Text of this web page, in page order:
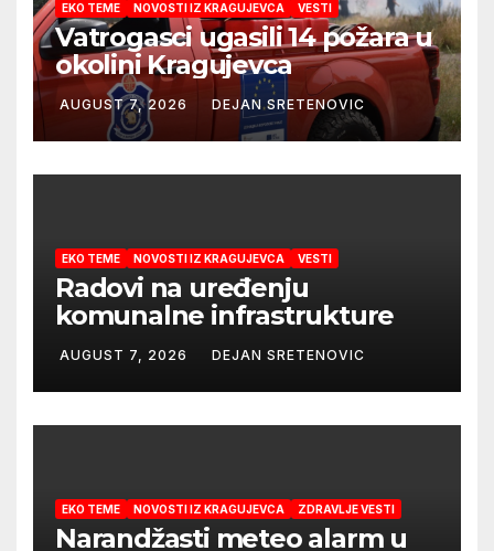
EKO TEME NOVOSTI IZ KRAGUJEVCA VESTI
Vatrogasci ugasili 14 požara u
okolini Kragujevca
AUGUST 7, 2026 DEJAN SRETENOVIC
EKO TEME NOVOSTI IZ KRAGUJEVCA VESTI
Radovi na uređenju
komunalne infrastrukture
AUGUST 7, 2026 DEJAN SRETENOVIC
EKO TEME NOVOSTI IZ KRAGUJEVCA ZDRAVLJE VESTI
Narandžasti meteo alarm u